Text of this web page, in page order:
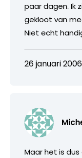
paar dagen. Ik
gekloot van
Niet echt
26 januari
Maar het is